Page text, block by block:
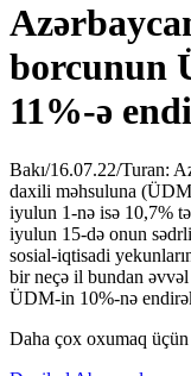
borcunun
11%-ə
Bakı/16.07.22/Turan:
daxili məhsuluna
iyulun 1-nə isə 10,7%
iyulun 15-də onun
sosial-iqtisadi
bir neçə il bundan
ÜDM-in 10%-nə
Daha çox oxumaq